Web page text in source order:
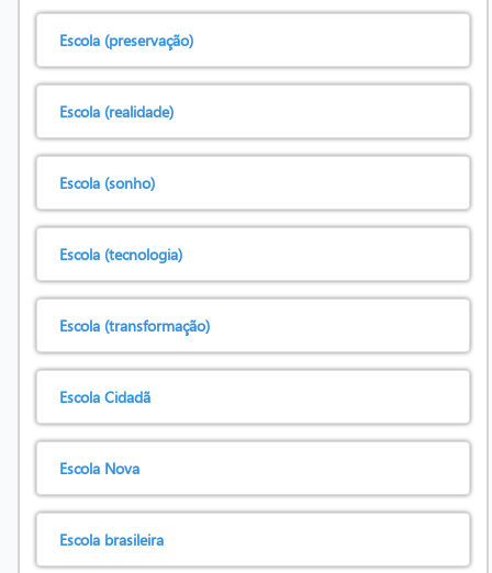
Escola (preservação)
Escola (realidade)
Escola (sonho)
Escola (tecnologia)
Escola (transformação)
Escola Cidadã
Escola Nova
Escola brasileira